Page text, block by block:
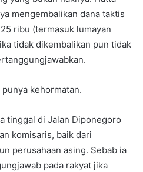
mengembalikan dana taktis
ribu (termasuk lumayan
tidak dikembalikan pun tidak
kehormatan.
tinggal di Jalan Diponegoro
komisaris, baik dari
perusahaan asing. Sebab ia
pada rakyat jika